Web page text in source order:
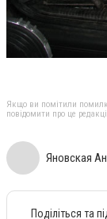
Якщо ви помітили
повідомити про це
Яновская
Поділіться та